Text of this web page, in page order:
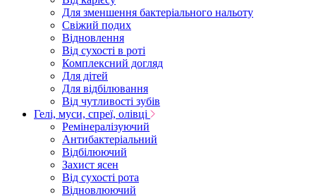
Для зменшення бактеріального нальоту
Свіжий подих
Відновлення
Від сухості в роті
Комплексний догляд
Для дітей
Для відбілювання
Від чутливості зубів
Гелі, муси, спреї, олівці
Ремінералізуючий
Антибактеріальний
Відбілюючий
Захист ясен
Від сухості рота
Відновлюючий